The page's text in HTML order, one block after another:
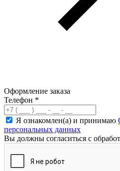
Оформление заказа
Телефон *
Я ознакомлен(а) и принимаю
персональных данных
Вы должны согласиться с